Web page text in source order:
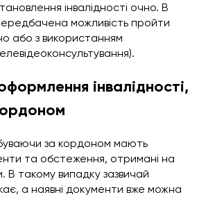
інвалідності очно. В
можливість пройти
або з використанням
інвалідності,
за кордоном мають
та обстеження, отримані на
В такому випадку зазвичай
а наявні документи вже можна